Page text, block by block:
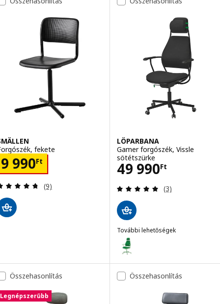
fekete
9 990Ft
9990Ft
Vélemény: 4.7 kívül 5 csillag. Összes vélemény:
(9)
LÖPARBANA
Gamer forgószék, Vissle
sötétszürke
49 990Ft
Ár 49990Ft
Vélemény: 5
(3)
További lehetőségek
LÖPARBANA
Lehetőség: LÖPARBANA,
Összehasonlítás
Legnépszerűbb
Összehasonlítás